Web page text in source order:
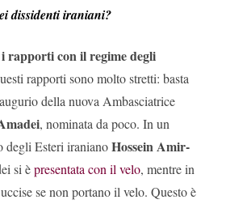
dissidenti iraniani?
rapporti con il regime degli
rapporti sono molto stretti: basta
della nuova Ambasciatrice
, nominata da poco. In un
Esteri iranianoHossein Amir-
si èpresentata con il velo, mentre in
se non portano il velo. Questo è